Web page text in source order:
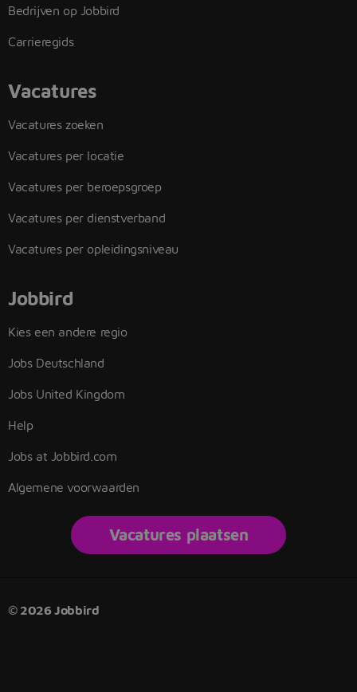
Bedrijven op Jobbird
Carrieregids
Vacatures
Vacatures zoeken
Vacatures per locatie
Vacatures per beroepsgroep
Vacatures per dienstverband
Vacatures per opleidingsniveau
Jobbird
Kies een andere regio
Jobs Deutschland
Jobs United Kingdom
Help
Jobs at Jobbird.com
Algemene voorwaarden
Vacatures plaatsen
© 2026 Jobbird